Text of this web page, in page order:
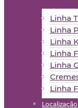
Linha
Linha
Linha
Linha
Linha
Linha
Localização